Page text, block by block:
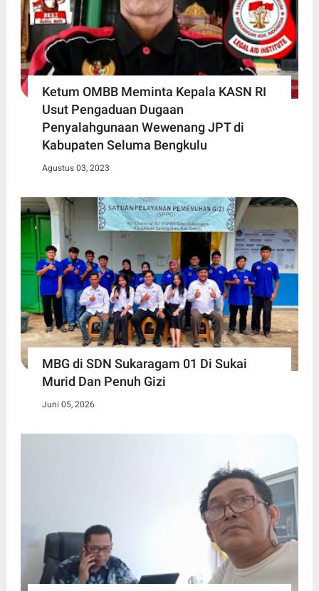
Ketum OMBB Meminta Kepala KASN RI
Usut Pengaduan Dugaan
Penyalahgunaan Wewenang JPT di
Kabupaten Seluma Bengkulu
Agustus 03, 2023
MBG di SDN Sukaragam 01 Di Sukai
Murid Dan Penuh Gizi
Juni 05, 2026